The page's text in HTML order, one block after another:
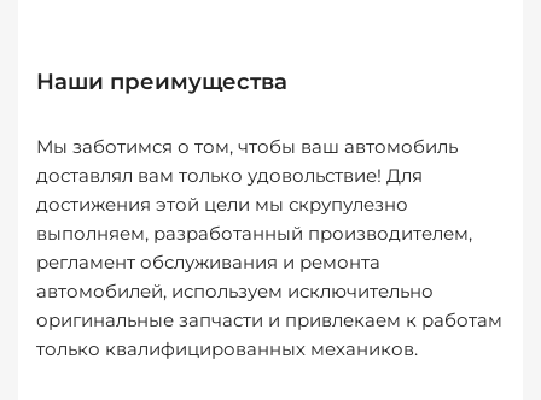
Наши преимущества
Мы заботимся о том, чтобы ваш автомобиль
доставлял вам только удовольствие! Для
достижения этой цели мы скрупулезно
выполняем, разработанный производителем,
регламент обслуживания и ремонта
автомобилей, используем исключительно
оригинальные запчасти и привлекаем к работам
только квалифицированных механиков.